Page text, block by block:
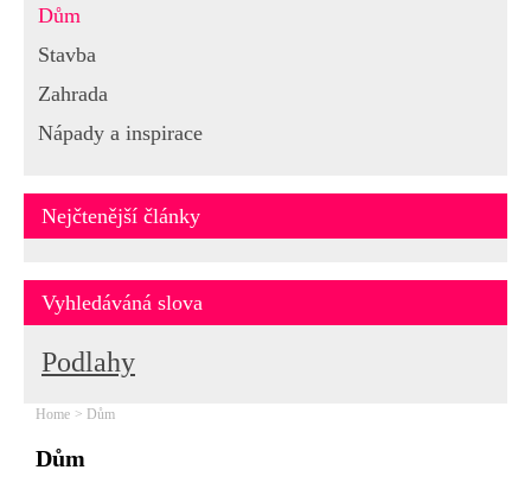
Dům
Stavba
Zahrada
Nápady a inspirace
Nejčtenější články
Vyhledáváná slova
Podlahy
Home Dům
Dům